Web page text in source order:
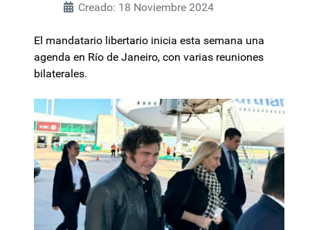
Creado: 18 Noviembre 2024
El mandatario libertario inicia esta semana una
agenda en Río de Janeiro, con varias reuniones
bilaterales.